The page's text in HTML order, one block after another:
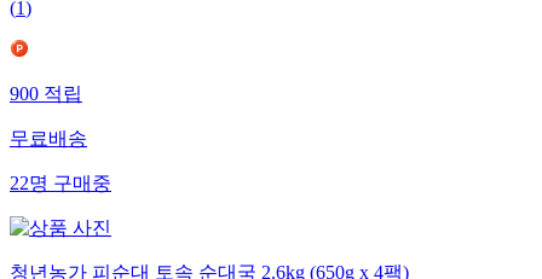
(1)
900적립
무료배송
22명구매중